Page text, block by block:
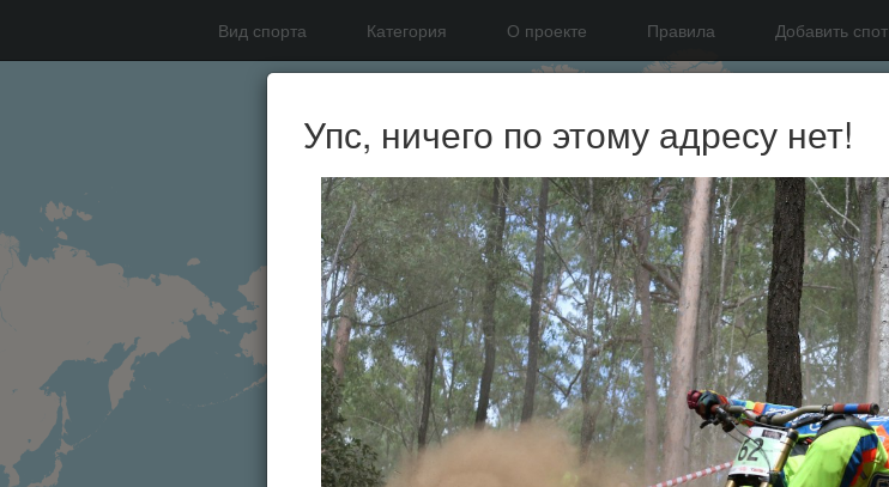
Упс, ничего по этому адресу нет!
Вид спорта Категория О проекте Правила Добавить спот